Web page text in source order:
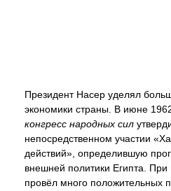
Президент Насер уделял
экономики страны. В июне
конгресс народных сил
непосредственном участии
действий», определившую
внешней политики Египта.
провёл много положительных